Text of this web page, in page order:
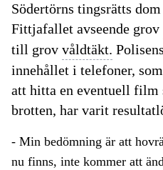
Södertörns tingsrätts
Fittjafallet avseende grov
till grov våldtäkt.
innehållet i telefoner,
att hitta en eventuell film
brotten, har varit
- Min bedömning är att
nu finns, inte kommer att